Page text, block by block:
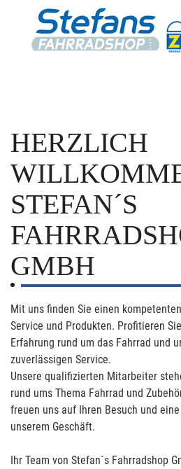
HERZLICH
STEFAN´S
GMBH
Mit uns finden Sie einen
Service und Produkten. Profitieren
Erfahrung rund um das Fahrrad und
zuverlässigen Service.
Unsere qualifizierten Mitarbeiter
rund ums Thema Fahrrad und
freuen uns auf Ihren Besuch und
unserem Geschäft.
Ihr Team von Stefan´s Fahrradshop